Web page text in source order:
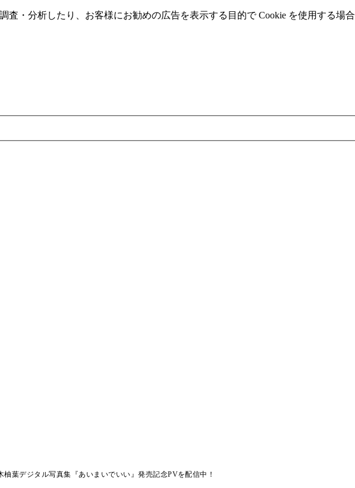
査・分析したり、お客様にお勧めの広告を表⽰する⽬的で Cookie を使⽤する場
柚葉デジタル写真集『あいまいでいい』発売記念PVを配信中！